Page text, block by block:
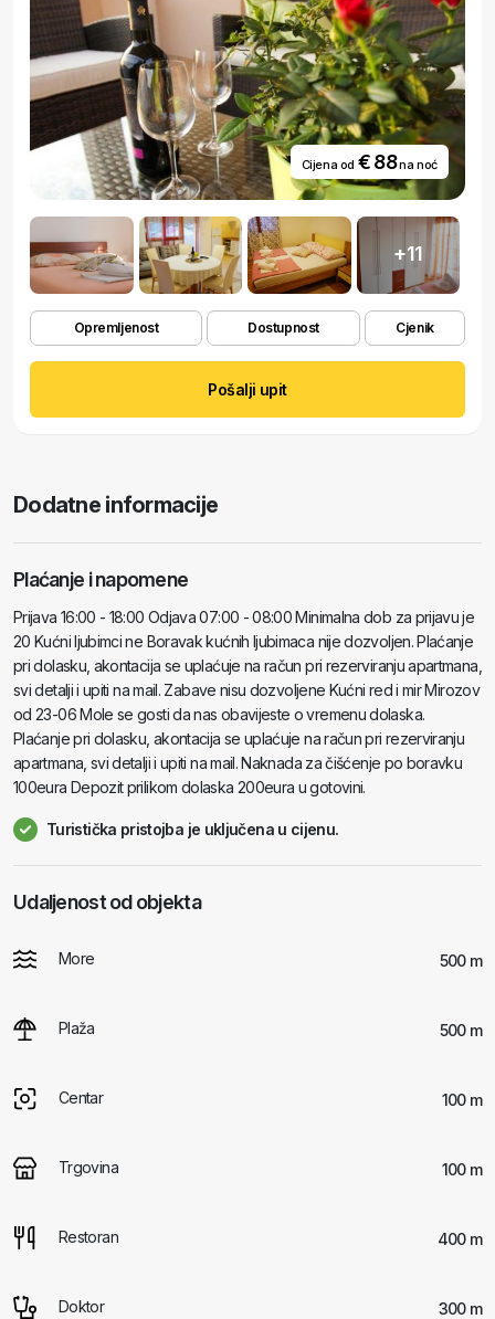
Cijena od € 88na noć
+11
Opremljenost Dostupnost Cjenik
Pošalji upit
Dodatne informacije
Plaćanje i napomene
Prijava 16:00 - 18:00 Odjava 07:00 - 08:00 Minimalna dob za prijavu je
20 Kućni ljubimci ne Boravak kućnih ljubimaca nije dozvoljen. Plaćanje
pri dolasku, akontacija se uplaćuje na račun pri rezerviranju apartmana,
svi detalji i upiti na mail. Zabave nisu dozvoljene Kućni red i mir Mirozov
od 23-06 Mole se gosti da nas obavijeste o vremenu dolaska.
Plaćanje pri dolasku, akontacija se uplaćuje na račun pri rezerviranju
apartmana, svi detalji i upiti na mail. Naknada za čišćenje po boravku
100eura Depozit prilikom dolaska 200eura u gotovini.
Turistička pristojba je uključena u cijenu.
Udaljenost od objekta
More 500 m
Plaža 500 m
Centar 100 m
Trgovina 100 m
Restoran 400 m
Doktor 300 m